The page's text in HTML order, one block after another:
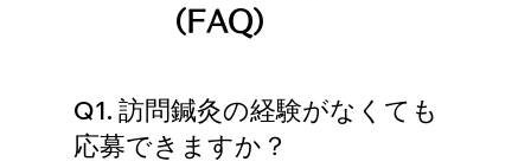
（FAQ）
Q1. 訪問鍼灸の経験がなくても
応募できますか？